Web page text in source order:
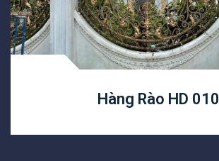
Hàng Rào HD 010